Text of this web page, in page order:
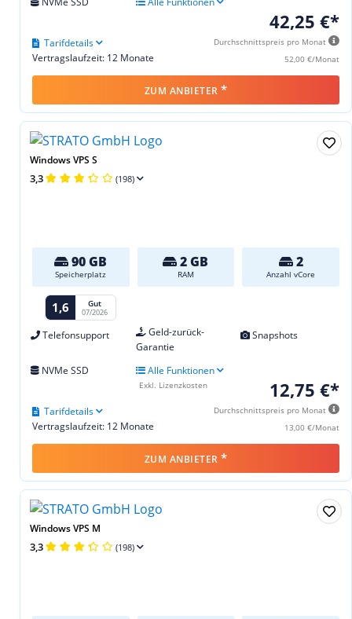
42,25 €*
Durchschnittspreis pro Monat
52,00 €/Monat
Vertragslaufzeit: 12 Monate
Tarifdetails
ZUM ANBIETER *
Windows VPS S
3,3 (198)
90 GB
Speicherplatz
2 GB
RAM
2
Anzahl vCore
1,6 Gut
07/2026
Telefonsupport
Geld-zurück-
Garantie
Snapshots
NVMe SSD Alle Funktionen
12,75 €*
Durchschnittspreis pro Monat
13,00 €/Monat
Vertragslaufzeit: 12 Monate
Tarifdetails
Exkl. Lizenzkosten
ZUM ANBIETER *
Windows VPS M
3,3 (198)